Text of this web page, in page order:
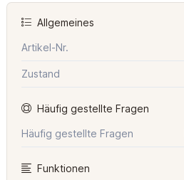
Allgemeines
Artikel-Nr.
Zustand
Häufig gestellte Fragen
Häufig gestellte Fragen
Funktionen